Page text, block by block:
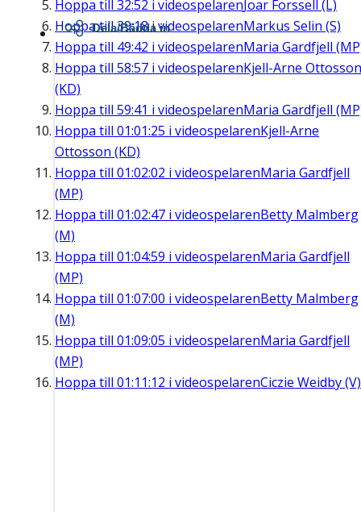
Hoppa till 32:52 i videospelarenJoar Forssell (L)
Hoppa till39:18i videospelarenMarkus Selin (S)
Hoppa till 49:42 i videospelarenMaria Gardfjell
Hoppa till 58:57 i videospelarenKjell-Arne Ottosson
(KD)
Hoppa till 59:41 i videospelarenMaria Gardfjell
Hoppa till 01:01:25 i videospelarenKjell-Arne
Ottosson (KD)
Hoppa till 01:02:02 i videospelarenMaria Gardfjell
(MP)
Hoppa till 01:02:47 i videospelarenBetty Malmberg
(M)
Hoppa till 01:04:59 i videospelarenMaria Gardfjell
(MP)
Hoppa till 01:07:00 i videospelarenBetty Malmberg
(M)
Hoppa till 01:09:05 i videospelarenMaria Gardfjell
(MP)
Hoppa till 01:11:12 i videospelarenCiczie Weidby (V)
Dela/Bädda in